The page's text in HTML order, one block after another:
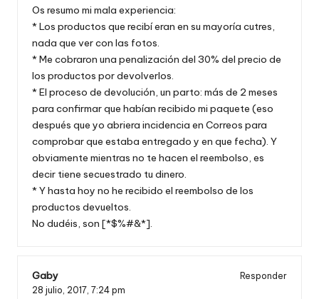
Os resumo mi mala experiencia:
* Los productos que recibí eran en su mayoría cutres,
nada que ver con las fotos.
* Me cobraron una penalización del 30% del precio de
los productos por devolverlos.
* El proceso de devolución, un parto: más de 2 meses
para confirmar que habían recibido mi paquete (eso
después que yo abriera incidencia en Correos para
comprobar que estaba entregado y en que fecha). Y
obviamente mientras no te hacen el reembolso, es
decir tiene secuestrado tu dinero.
* Y hasta hoy no he recibido el reembolso de los
productos devueltos.
No dudéis, son [*$%#&*].
Gaby
Responder
28 julio, 2017, 7:24 pm